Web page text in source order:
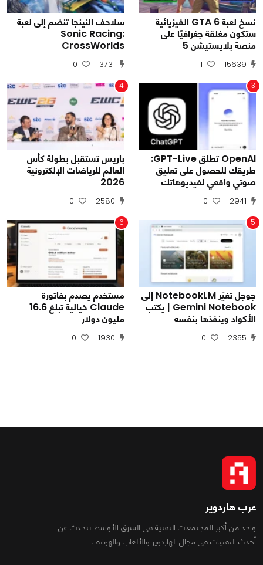
نسخ لعبة GTA 6 الفيزيائية
ستكون مغلقة جغرافيًا على
منصة بلايستيشن 5
15639
1
سلاحف النينجا تنضم إلى لعبة
Sonic Racing:
CrossWorlds
3731
0
3
OpenAI تطلق GPT-Live:
طريقك للحصول على تعليق
صوتي واقعي لفيديوهاتك
2941
0
4
باريس تستقبل بطولة كأس
العالم للرياضات الإلكترونية
2026
2580
0
5
جوجل تغيّر NotebookLM إلى
Gemini Notebook | يكتب
الأكواد وينفذها بنفسه
2355
0
6
مستخدم يصدم بفاتورة
Claude خيالية تبلغ 16.6
مليون دولار
1930
0
عرب هاردوير
واحد من أكبر المجتمعات التقنية فى الشرق الأوسط تتحدث عن
أحدث التقنيات فى مجال الهاردوير والألعاب والهواتف